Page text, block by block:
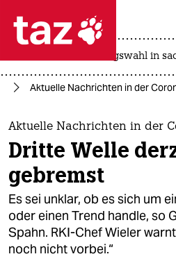
 taz zahl ich
taz zahl ich
themen
politik
öko
gesellschaft
kultur
landtagswahl in
Aktuelle Nachrichten in der
Aktuelle Nachrichten in der
Dritte Welle
gebremst
Es sei unklar, ob es sich um
oder einen Trend handle, so
Spahn. RKI-Chef Wieler
noch nicht vorbei.“